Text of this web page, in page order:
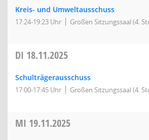
Kreis- und Umweltausschuss
17:24-19:23 Uhr Großen Sitzungssaal (4.
DI 18.11.2025
Schulträgerausschuss
17:00-17:45 Uhr Großen Sitzungssaal (4.
MI 19.11.2025